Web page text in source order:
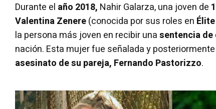
Durante el año 2018, Nahir Galarza, una joven de
Valentina Zenere(conocida por sus roles en
la persona más joven en recibir unasentencia de
nación. Esta mujer fue señalada y
asesinato de su pareja, Fernando Pastorizzo.